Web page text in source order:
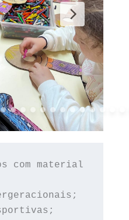
com material